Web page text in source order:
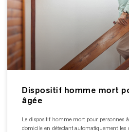
Dispositif homme mort
âgée
Le dispositif homme mort pour personnes
domicile en détectant automatiquement les